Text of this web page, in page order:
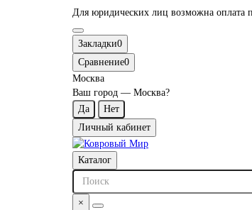
Для юридических лиц возможна оплата
Закладки0
Сравнение0
Москва
Ваш город — Москва?
Личный кабинет
Каталог
×